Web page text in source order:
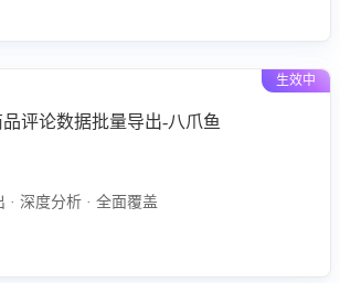
生效中
评论数据批量导出-八爪鱼
· 深度分析 · 全面覆盖